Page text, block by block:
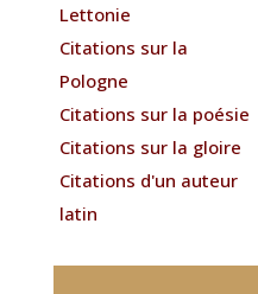
Lettonie
Citations sur la
Pologne
Citations sur la poésie
Citations sur la gloire
Citations d'un auteur
latin